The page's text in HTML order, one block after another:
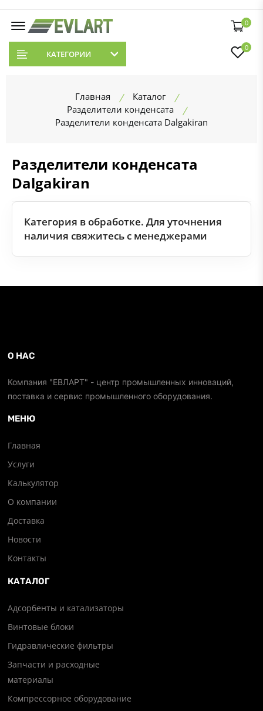
0
КАТЕГОРИИ
0
Главная
Каталог
Разделители конденсата
Разделители конденсата Dalgakiran
Разделители конденсата
Dalgakiran
Категория в обработке. Для уточнения
наличия свяжитесь с менеджерами
О НАС
Компания "ЕВЛАРТ" - центр промышленных инноваций,
поставка и сервис промышленного оборудования.
МЕНЮ
Главная
Услуги
Калькулятор
О компании
Доставка
Новости
Контакты
КАТАЛОГ
Адсорбенты и катализаторы
Винтовые блоки
Гидравлические фильтры
Запчасти и расходные
материалы
Компрессорное оборудование